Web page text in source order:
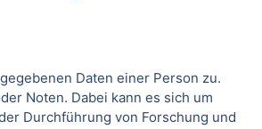
Daten einer Person zu.
Noten. Dabei kann es sich um
Durchführung von Forschung und